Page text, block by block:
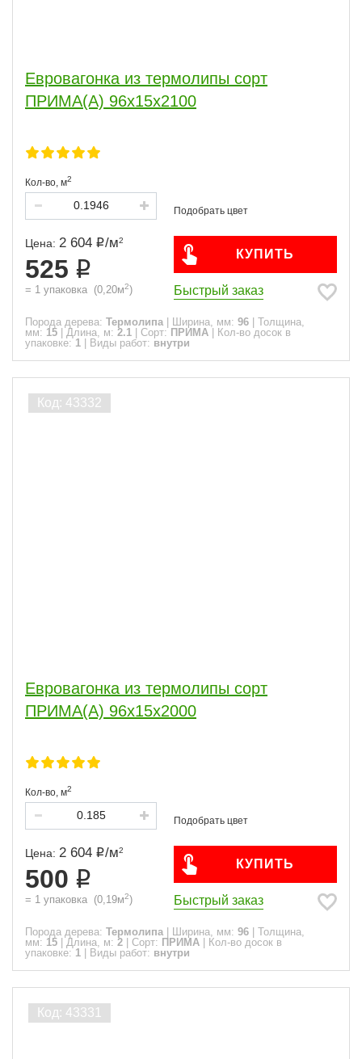
Евровагонка из термолипы сорт
ПРИМА(А) 96x15x2100
Кол-во, м2
Цена: 2 604 /м2
525
= 1 упаковка (0,20м2)
КУПИТЬ
Быстрый заказ
Порода дерева: Термолипа Ширина, мм: 96
Толщина,
мм: 15 Длина, м: 2.1 Сорт: ПРИМА
Кол-во досок в
упаковке: 1 Виды работ: внутри
Евровагонка из термолипы сорт
ПРИМА(А) 96x15x2000
Кол-во, м2
Цена: 2 604 /м2
500
= 1 упаковка (0,19м2)
КУПИТЬ
Быстрый заказ
Порода дерева: Термолипа Ширина, мм: 96
Толщина,
мм: 15 Длина, м: 2 Сорт: ПРИМА
Кол-во досок в
упаковке: 1 Виды работ: внутри